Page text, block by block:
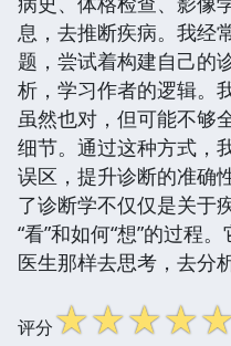
息，去推断疾病。我经
题，尝试着构建自己的
析，学习作者的逻辑。
虽然也对，但可能不够
细节。通过这种方式，
误区，提升诊断的准确
了诊断学不仅仅是关于
“看”和如何“想”的过程
医生那样去思考，去分
评分☆☆☆☆